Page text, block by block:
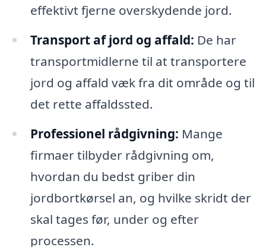
effektivt fjerne overskydende jord.
Transport af jord og affald: De har
transportmidlerne til at transportere
jord og affald væk fra dit område og til
det rette affaldssted.
Professionel rådgivning: Mange
firmaer tilbyder rådgivning om,
hvordan du bedst griber din
jordbortkørsel an, og hvilke skridt der
skal tages før, under og efter
processen.